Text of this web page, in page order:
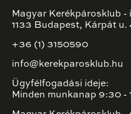
Magyar Kerékpárosklub -
1133 Budapest, Kárpát u.
+36 (1) 3150590
info@kerekparosklub.hu
Ügyfélfogadási ideje:
Minden munkanap 9:30 -